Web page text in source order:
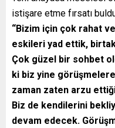
istişare etme fırsatı
“Bizim için çok rahat
eskileri yad ettik,
Çok güzel bir sohbet
ki biz yine
zaman zaten arzu
Biz de kendilerini
devam edecek.